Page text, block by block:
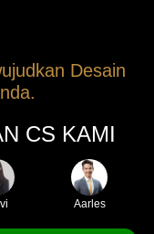
Desain
CS KAMI
Aarles